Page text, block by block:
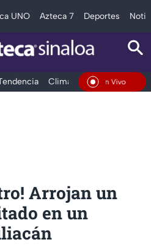
UNO Azteca 7 Deportes
Clima Deportes
En Vivo
Arrojan un
en un